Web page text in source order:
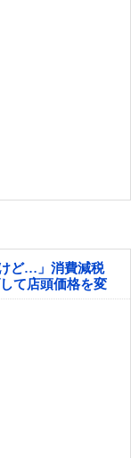
ど…」消費減税
て店頭価格を変